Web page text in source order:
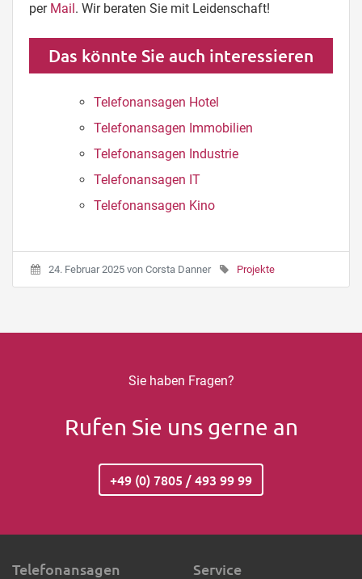
per Mail. Wir beraten Sie mit Leidenschaft!
Das könnte Sie auch interessieren
Telefonansagen Hotel
Telefonansagen Immobilien
Telefonansagen Industrie
Telefonansagen IT
Telefonansagen Kino
24. Februar 2025 von Corsta Danner Projekte
Sie haben Fragen?
Rufen Sie uns gerne an
+49 (0) 7805 / 493 99 99
Telefonansagen Service